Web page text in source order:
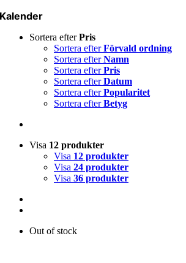
Kalender
Sortera efterPris
Sortera efterFörvald ordning
Sortera efterNamn
Sortera efterPris
Sortera efterDatum
Sortera efterPopularitet
Sortera efterBetyg
Visa 12 produkter
Visa 12 produkter
Visa 24 produkter
Visa 36 produkter
Out of stock